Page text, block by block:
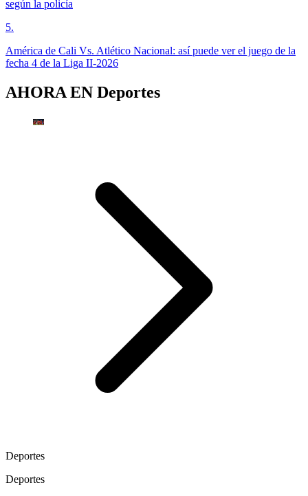
según la policía
5.
América de Cali Vs. Atlético Nacional: así puede ver el juego de la
fecha 4 de la Liga II-2026
AHORA EN Deportes
Deportes
Deportes